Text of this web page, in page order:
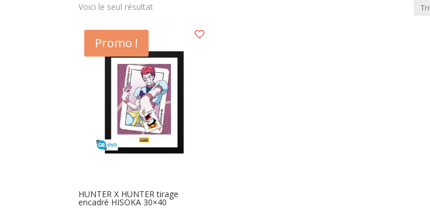
Voici le seul résultat
Promo !
HUNTER X HUNTER tirage
encadré HISOKA 30×40